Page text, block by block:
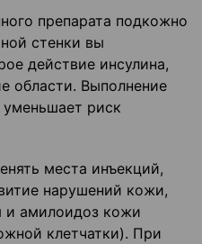
препарата подкожно
стенки вы
действие инсулина,
области. Выполнение
риск
места инъекций,
нарушений кожи,
и амилоидоз кожи
клетчатки). При